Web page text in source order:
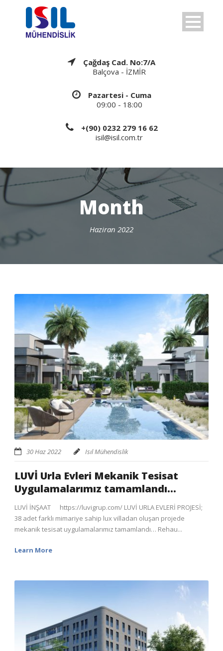
Çağdaş Cad. No:7/A
Balçova - İZMİR
Pazartesi - Cuma
09:00 - 18:00
+(90) 0232 279 16 62
isil@isil.com.tr
Month
Haziran 2022
30 Haz 2022 Isıl Mühendislik
LUVİ Urla Evleri Mekanik Tesisat
Uygulamalarımız tamamlandı…
LUVİ İNŞAAT https://luvigrup.com/ LUVİ URLA EVLERİ PROJESİ;
38 adet farklı mimariye sahip lux villadan oluşan projede
mekanik tesisat uygulamalarımız tamamlandı… Rehau...
Learn More